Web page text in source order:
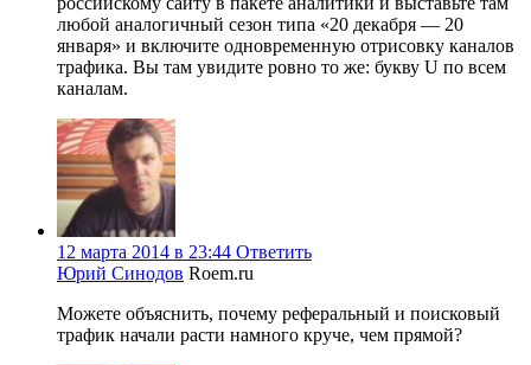
любой аналогичный сезон типа «20 декабря — 20
января» и включите одновременную отрисовку каналов
трафика. Вы там увидите ровно то же: букву U по всем
каналам.
12 марта 2014 в 23:44 Ответить
Юрий Синодов Roem.ru
Можете объяснить, почему реферальный и поисковый
трафик начали расти намного круче, чем прямой?